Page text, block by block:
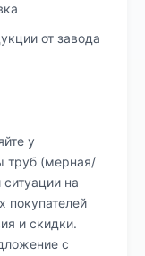
от завода
у
труб (мерная/
на
покупателей
и скидки.
с